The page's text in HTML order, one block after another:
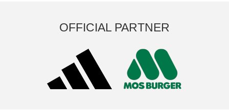
OFFICIAL PARTNER